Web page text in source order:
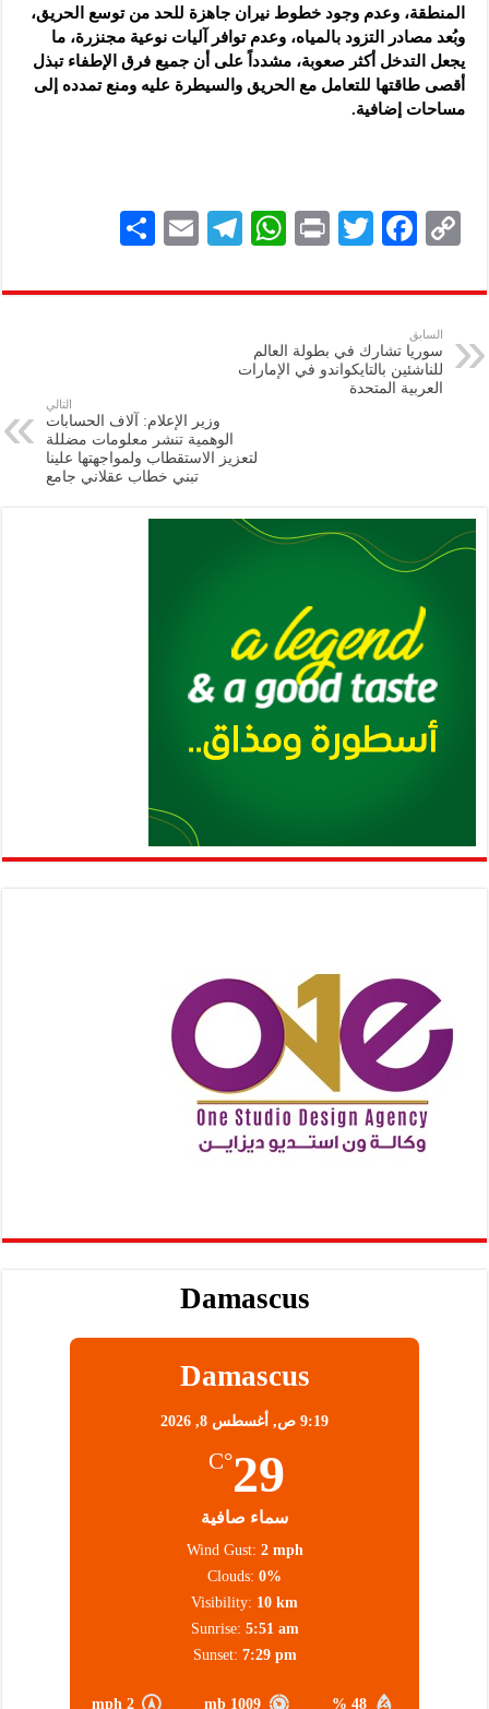
المنطقة، وعدم ‏وجود خطوط نيران جاهزة للحد من توسع الحريق،
وبُعد مصادر التزود ‏بالمياه، وعدم توافر آليات نوعية مجنزرة، ما
يجعل التدخل أكثر صعوبة، مشدداً على أن ‏جميع فرق الإطفاء تبذل
أقصى طاقتها للتعامل مع الحريق ‏والسيطرة عليه ومنع تمدده إلى
مساحات إضافية.‏
C
p
y
Li
n
F
eb
k
T
tt
P
nt
W
at
A
p
Te
gr
E
ai
ar
السابق
سوريا تشارك في بطولة العالم
للناشئين بالتايكواندو في الإمارات
العربية المتحدة
التالي
وزير الإعلام: آلاف الحسابات
الوهمية تنشر معلومات مضللة
لتعزيز الاستقطاب ولمواجهتها علينا
تبني خطاب عقلاني جامع
Damascus
Damascus
9:19 ص, أغسطس 8, 2026
29
°C
سماء صافية
48 %
1009 mb
2 mph
Wind Gust: 2 mph
Clouds: 0%
Visibility: 10 km
Sunrise: 5:51 am
Sunset: 7:29 pm